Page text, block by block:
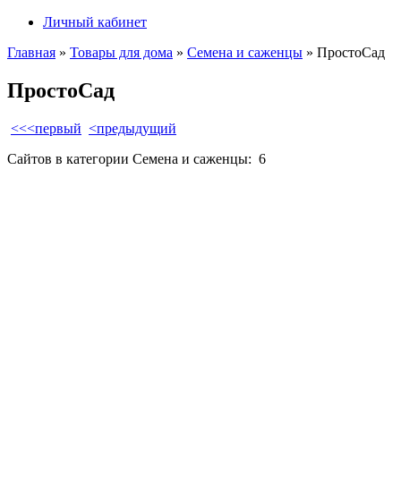
Личный кабинет
Главная » Товары для дома » Семена и саженцы » ПростоСад
ПростоСад
<<<первый <предыдущий
Сайтов в категории Семена и саженцы: 6